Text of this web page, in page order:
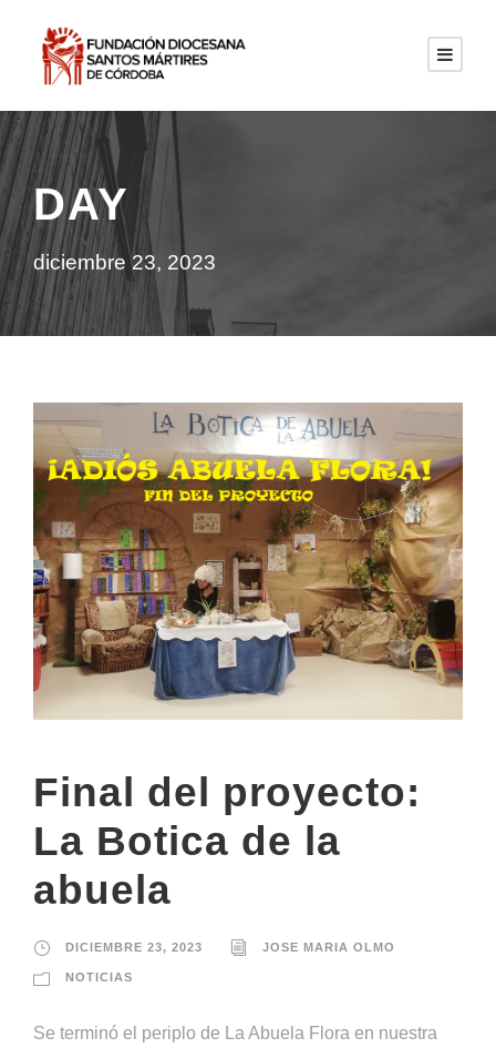
DAY
diciembre 23, 2023
Final del proyecto:
La Botica de la
abuela
DICIEMBRE 23, 2023 JOSE MARIA OLMO
NOTICIAS
Se terminó el periplo de La Abuela Flora en nuestra